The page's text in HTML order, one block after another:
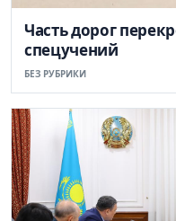
Часть дорог
спецучений
БЕЗ РУБРИКИ